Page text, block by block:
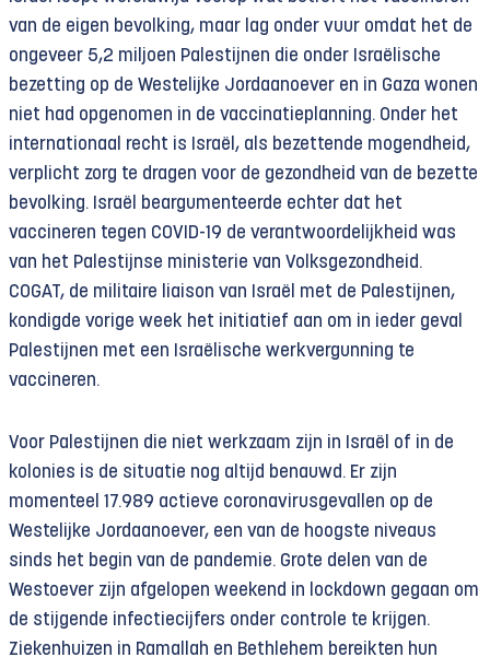
van de eigen bevolking, maar lag onder vuur omdat het de
ongeveer 5,2 miljoen Palestijnen die onder Israëlische
bezetting op de Westelijke Jordaanoever en in Gaza wonen
niet had opgenomen in de vaccinatieplanning. Onder het
internationaal recht is Israël, als bezettende mogendheid,
verplicht zorg te dragen voor de gezondheid van de bezette
bevolking. Israël beargumenteerde echter dat het
vaccineren tegen COVID-19 de verantwoordelijkheid was
van het Palestijnse ministerie van Volksgezondheid.
COGAT, de militaire liaison van Israël met de Palestijnen,
kondigde vorige week het initiatief aan om in ieder geval
Palestijnen met een Israëlische werkvergunning te
vaccineren.
Voor Palestijnen die niet werkzaam zijn in Israël of in de
kolonies is de situatie nog altijd benauwd. Er zijn
momenteel 17.989 actieve coronavirusgevallen op de
Westelijke Jordaanoever, een van de hoogste niveaus
sinds het begin van de pandemie. Grote delen van de
Westoever zijn afgelopen weekend in lockdown gegaan om
de stijgende infectiecijfers onder controle te krijgen.
Ziekenhuizen in Ramallah en Bethlehem bereikten hun